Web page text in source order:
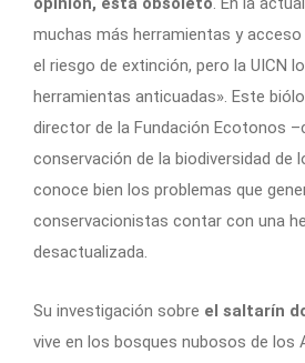
muchas más herramientas y
el riesgo de extinción, pero la UICN
herramientas anticuadas». Este
director de la Fundación Ecotonos
conservación de la biodiversidad de
conoce bien los problemas que
conservacionistas contar con una
desactualizada.
Su investigación sobre el saltarín
vive en los bosques nubosos de los